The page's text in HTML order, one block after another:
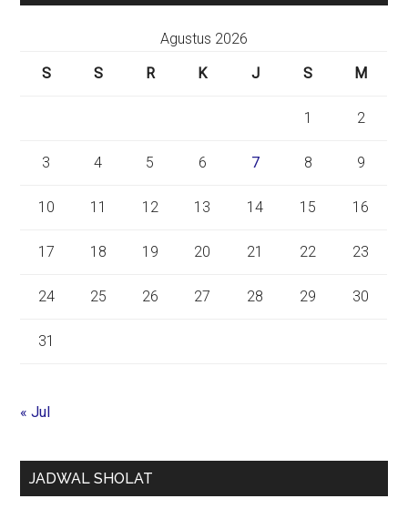
Agustus 2026
S
S R K J S M
1 2
3 4 5 6 7 8 9
10 11 12 13 14 15 16
17 18 19 20 21 22 23
24 25 26 27 28 29 30
31
« Jul
JADWAL SHOLAT